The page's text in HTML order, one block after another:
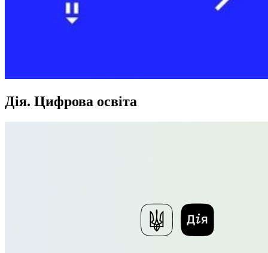
Дія. Цифрова освіта